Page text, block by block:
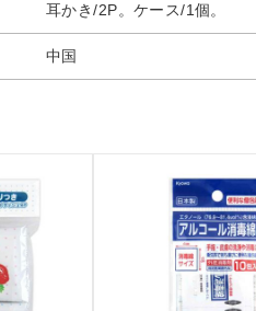
耳かき/2P。ケース/1個。
中国